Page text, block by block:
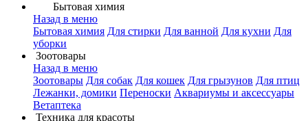
Бытовая химия
Назад в меню
Бытовая химия Для стирки Для ванной Для кухни Для
уборки
Зоотовары
Назад в меню
Зоотовары Для собак Для кошек Для грызунов Для птиц
Лежанки, домики Переноски Аквариумы и аксессуары
Ветаптека
Техника для красоты